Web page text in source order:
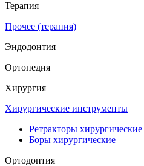
Терапия
Прочее (терапия)
Эндодонтия
Ортопедия
Хирургия
Хирургические инструменты
Ретракторы хирургические
Боры хирургические
Ортодонтия